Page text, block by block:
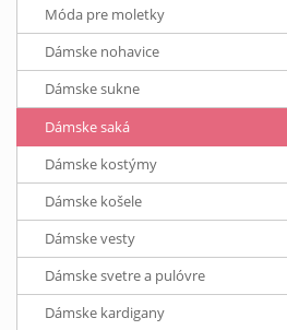
Móda pre moletky
Dámske nohavice
Dámske sukne
Dámske saká
Dámske kostýmy
Dámske košele
Dámske vesty
Dámske svetre a pulóvre
Dámske kardigany